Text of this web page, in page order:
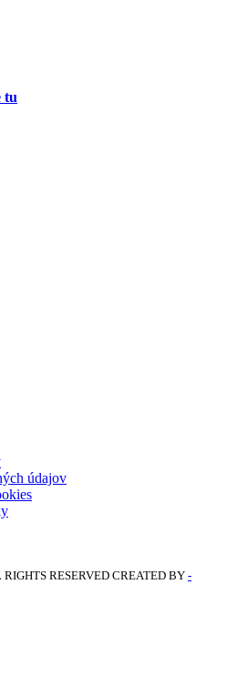
tu
údajov
RESERVED CREATED BY -